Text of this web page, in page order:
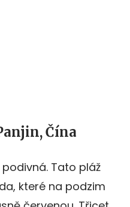
Čína
Tato pláž
které na podzim